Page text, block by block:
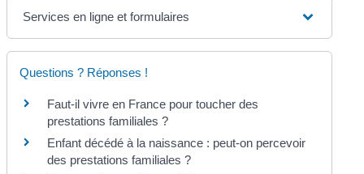
Services en ligne et formulaires
Questions ? Réponses !
Faut-il vivre en France pour toucher des
prestations familiales ?
Enfant décédé à la naissance : peut-on percevoir
des prestations familiales ?